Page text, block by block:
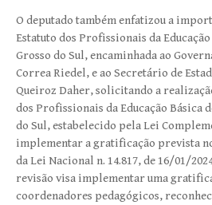
O deputado também enfatizou a
Estatuto dos Profissionais da
Grosso do Sul, encaminhada ao
Correa Riedel, e ao Secretário de
Queiroz Daher, solicitando a
dos Profissionais da Educação Básica
do Sul, estabelecido pela Lei
implementar a gratificação prevista
da Lei Nacional n. 14.817, de 16/01/
revisão visa implementar uma
coordenadores pedagógicos,